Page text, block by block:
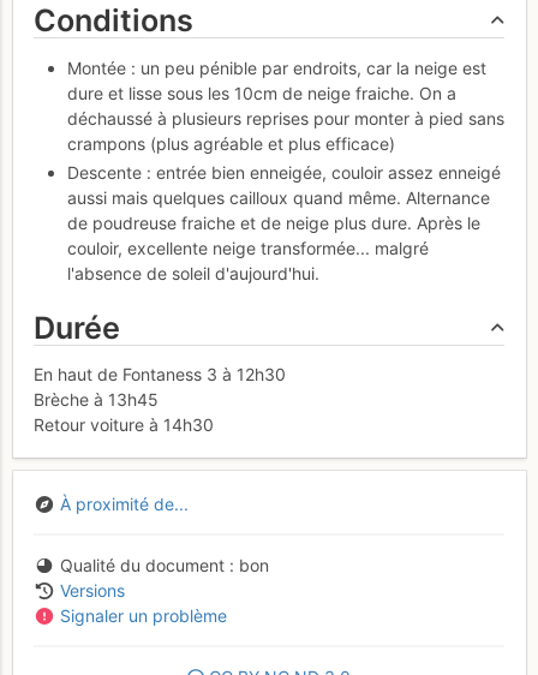
Conditions
Montée : un peu pénible par endroits, car la neige est
dure et lisse sous les 10cm de neige fraiche. On a
déchaussé à plusieurs reprises pour monter à pied sans
crampons (plus agréable et plus efficace)
Descente : entrée bien enneigée, couloir assez enneigé
aussi mais quelques cailloux quand même. Alternance
de poudreuse fraiche et de neige plus dure. Après le
couloir, excellente neige transformée... malgré
l'absence de soleil d'aujourd'hui.
Durée
En haut de Fontaness 3 à 12h30
Brèche à 13h45
Retour voiture à 14h30
À proximité de...
Qualité du document
bon
Versions
Signaler un problème